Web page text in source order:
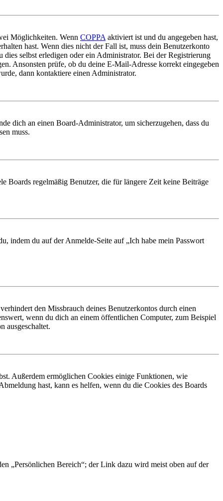
Möglichkeiten. Wenn COPPA aktiviert ist und du angegeben hast,
hast. Wenn dies nicht der Fall ist, muss dein Benutzerkonto
selbst erledigen oder ein Administrator. Bei der Registrierung
Ansonsten prüfe, ob du deine E-Mail-Adresse korrekt eingegeben
dann kontaktiere einen Administrator.
dich an einen Board-Administrator, um sicherzugehen, dass du
muss.
Boards regelmäßig Benutzer, die für längere Zeit keine Beiträge
indem du auf der Anmelde-Seite auf „Ich habe mein Passwort
den Missbrauch deines Benutzerkontos durch einen
wenn du dich an einem öffentlichen Computer, zum Beispiel
ausgeschaltet.
Außerdem ermöglichen Cookies einige Funktionen, wie
hast, kann es helfen, wenn du die Cookies des Boards
„Persönlichen Bereich“; der Link dazu wird meist oben auf der